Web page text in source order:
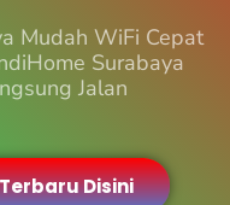
Mudah WiFi Cepat
Surabaya
Jalan
Disini